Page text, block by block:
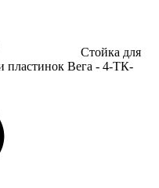
Стойка для
пластинок Вега - 4-ТК-